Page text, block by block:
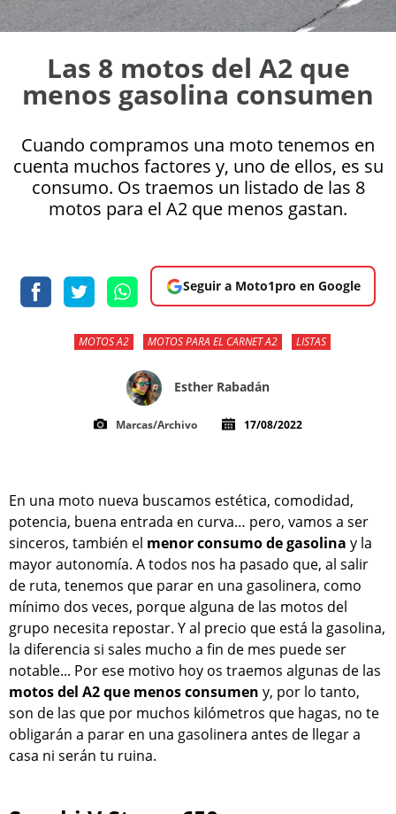
Las 8 motos del A2 que
menos gasolina consumen
Cuando compramos una moto tenemos en
cuenta muchos factores y, uno de ellos, es su
consumo. Os traemos un listado de las 8
motos para el A2 que menos gastan.
Seguir a Moto1pro en Google
MOTOS A2 MOTOS PARA EL CARNET A2 LISTAS
Esther Rabadán
Marcas/Archivo 17/08/2022
En una moto nueva buscamos estética, comodidad,
potencia, buena entrada en curva… pero, vamos a ser
sinceros, también el menor consumo de gasolina y la
mayor autonomía. A todos nos ha pasado que, al salir
de ruta, tenemos que parar en una gasolinera, como
mínimo dos veces, porque alguna de las motos del
grupo necesita repostar. Y al precio que está la gasolina,
la diferencia si sales mucho a fin de mes puede ser
notable... Por ese motivo hoy os traemos algunas de las
motos del A2 que menos consumen y, por lo tanto,
son de las que por muchos kilómetros que hagas, no te
obligarán a parar en una gasolinera antes de llegar a
casa ni serán tu ruina.